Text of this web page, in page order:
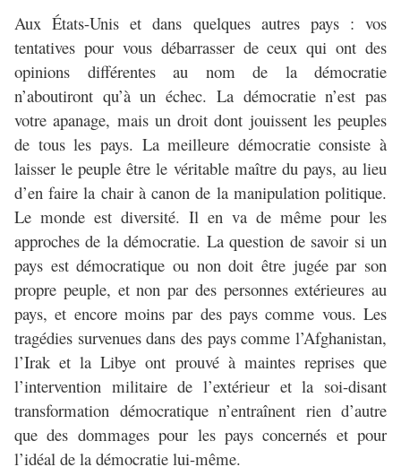
Aux États-Unis et dans quelques autres pays : vos
tentatives pour vous débarrasser de ceux qui ont des
opinions différentes au nom de la démocratie
n’aboutiront qu’à un échec. La démocratie n’est pas
votre apanage, mais un droit dont jouissent les peuples
de tous les pays. La meilleure démocratie consiste à
laisser le peuple être le véritable maître du pays, au lieu
d’en faire la chair à canon de la manipulation politique.
Le monde est diversité. Il en va de même pour les
approches de la démocratie. La question de savoir si un
pays est démocratique ou non doit être jugée par son
propre peuple, et non par des personnes extérieures au
pays, et encore moins par des pays comme vous. Les
tragédies survenues dans des pays comme l’Afghanistan,
l’Irak et la Libye ont prouvé à maintes reprises que
l’intervention militaire de l’extérieur et la soi-disant
transformation démocratique n’entraînent rien d’autre
que des dommages pour les pays concernés et pour
l’idéal de la démocratie lui-même.